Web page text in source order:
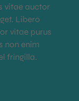
vitae auctor
Libero
vitae purus
non enim
fringilla.